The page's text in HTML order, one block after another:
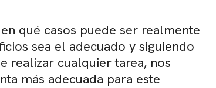
qué casos puede ser realmente
sea el adecuado y siguiendo
realizar cualquier tarea, nos
más adecuada para este